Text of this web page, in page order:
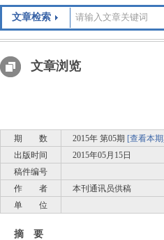
文章检索
文章浏览
期 数 2015年 第05期 [查看本
出版时间
2015年05月15日
稿件编号
作 者
本刊通讯员供稿
单 位
摘 要